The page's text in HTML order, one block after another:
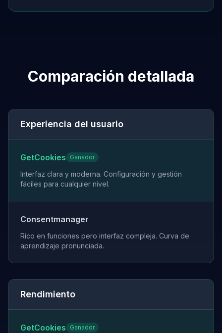
Comparación detallada
Experiencia del usuario
GetCookies Ganador
Interfaz clara y moderna. Configuración y gestión
fáciles para cualquier nivel.
Consentmanager
Rico en funciones pero interfaz compleja. Curva de
aprendizaje pronunciada.
Rendimiento
GetCookies Ganador